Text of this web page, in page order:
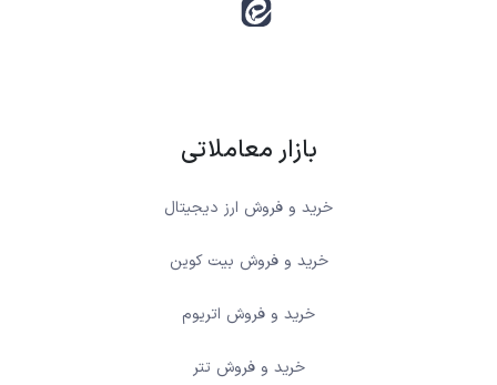
بازار معاملاتی
خرید و فروش ارز دیجیتال
خرید و فروش بیت کوین
خرید و فروش اتریوم
خرید و فروش تتر